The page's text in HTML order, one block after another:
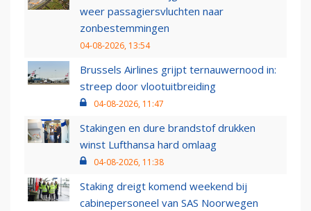
weer passagiersvluchten naar
zonbestemmingen
04-08-2026, 13:54
Brussels Airlines grijpt ternauwernood in:
streep door vlootuitbreiding
04-08-2026, 11:47
Stakingen en dure brandstof drukken
winst Lufthansa hard omlaag
04-08-2026, 11:38
Staking dreigt komend weekend bij
cabinepersoneel van SAS Noorwegen